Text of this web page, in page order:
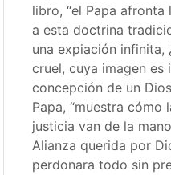
libro, “el Papa
a esta doctrina
una expiación infinita,
cruel, cuya imagen
concepción de un
Papa, “muestra cómo
justicia van de la
Alianza querida por
perdonara todo sin